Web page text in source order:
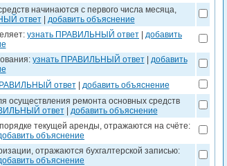
начинаются с первого числа месяца,
ответ| добавить объяснение
узнать ПРАВИЛЬНЫЙ ответ
добавить
узнать ПРАВИЛЬНЫЙ ответ| добавить
ответ| добавить объяснение
осуществления ремонта основных средств
ответ| добавить объяснение
текущей аренды, отражаются на счёте:
объяснение
отражаются бухгалтерской записью:
объяснение